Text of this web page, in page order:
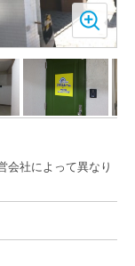
会社によって異なり